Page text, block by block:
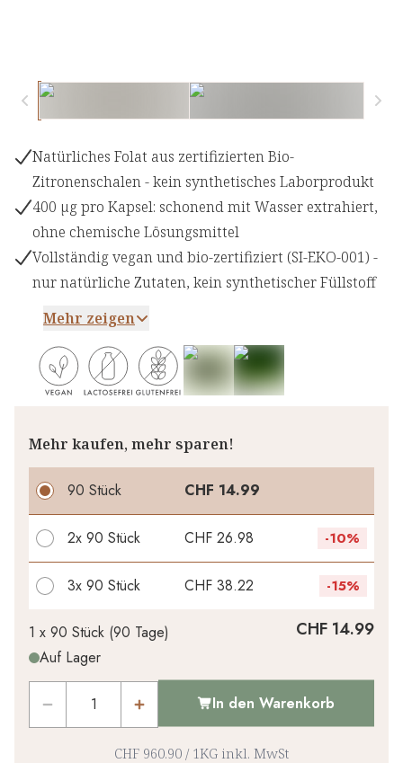
Natürliches Folat aus zertifizierten Bio-
Zitronenschalen - kein synthetisches Laborprodukt
400 µg pro Kapsel: schonend mit Wasser extrahiert,
ohne chemische Lösungsmittel
Vollständig vegan und bio-zertifiziert (SI-EKO-001) -
nur natürliche Zutaten, kein synthetischer Füllstoff
Mehr zeigen
Mehr kaufen, mehr sparen!
90 Stück CHF 14.99
2x 90 Stück CHF 26.98 -10%
3x 90 Stück CHF 38.22 -15%
Ihr persönlicher Rabatt
1x
1 x 90 Stück (90 Tage)
Auf Lager
CHF 14.99
In den Warenkorb
CHF 960.90 / 1KG inkl. MwSt